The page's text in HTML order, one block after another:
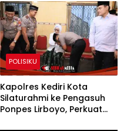
POLISIKU
Kapolres Kediri Kota
Silaturahmi ke Pengasuh
Ponpes Lirboyo, Perkuat